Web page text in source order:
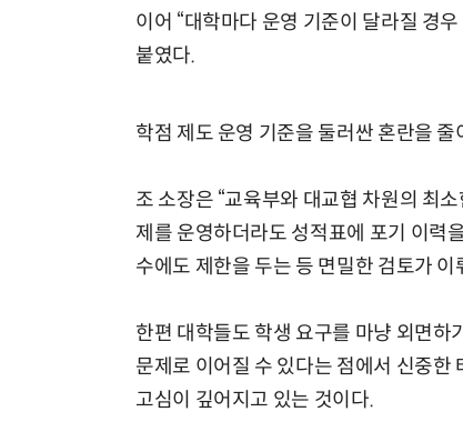
이어 “대학마다 운영 기준이 달라질 경
붙였다.
학점 제도 운영 기준을 둘러싼 혼란을
조 소장은 “교육부와 대교협 차원의 최
제를 운영하더라도 성적표에 포기 이력
수에도 제한을 두는 등 면밀한 검토가 이
한편 대학들도 학생 요구를 마냥 외면하
문제로 이어질 수 있다는 점에서 신중한
고심이 깊어지고 있는 것이다.